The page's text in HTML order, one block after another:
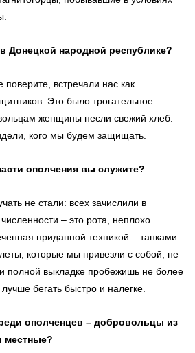
Донецкой народной республике?
встречали нас как
Это было трогательное
женщины несли свежий хлеб.
кого мы будем защищать.
ополчения вы служите?
не стали: всех зачислили в
– это рота, неплохо
приданной техникой – танками
которые мы привезли с собой, не
полной выкладке пробежишь не более
бегать быстро и налегке.
ополченцев – добровольцы из
местные?